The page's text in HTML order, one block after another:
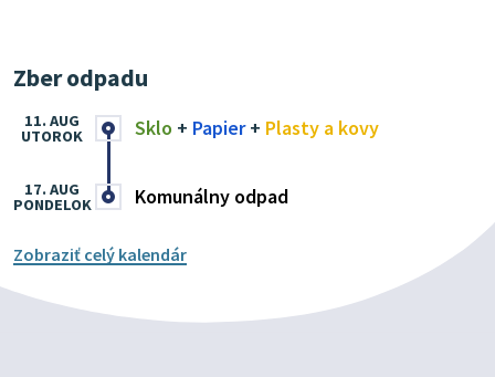
Zber odpadu
Sklo + Papier+ Plasty a kovy
11. AUG
UTOROK
Komunálny odpad
17. AUG
PONDELOK
Zobraziť celý kalendár